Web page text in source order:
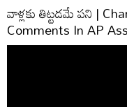
వాళ్లకు తిట్టడమే పని |
Comments In AP